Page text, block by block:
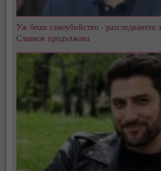
Уж беше самоубийство - разследването
Славков продължава